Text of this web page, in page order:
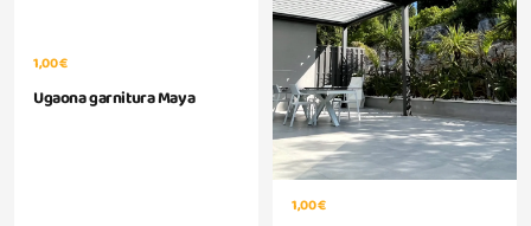
1,00 €
Ugaona garnitura Maya
1,00 €